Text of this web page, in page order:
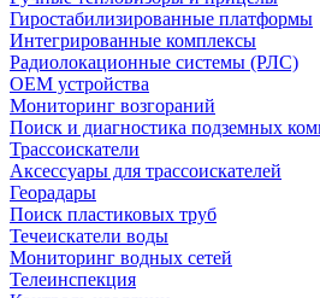
Гиростабилизированные платформы
Интегрированные комплексы
Радиолокационные системы (РЛС)
OEM устройства
Мониторинг возгораний
Поиск и диагностика подземных
Трассоискатели
Аксессуары для трассоискателей
Георадары
Поиск пластиковых труб
Течеискатели воды
Мониторинг водных сетей
Телеинспекция